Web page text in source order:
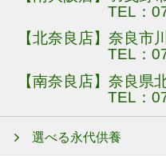
TEL：
【北奈良店】奈良市
TEL：
【南奈良店】奈良県
TEL：
選べる永代供養